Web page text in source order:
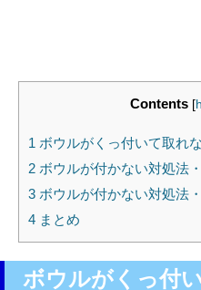
Contents [
1 ボウルがくっ付いて取れ
2 ボウルが付かない対処法
3 ボウルが付かない対処法
4 まとめ
ボウルがくっ付